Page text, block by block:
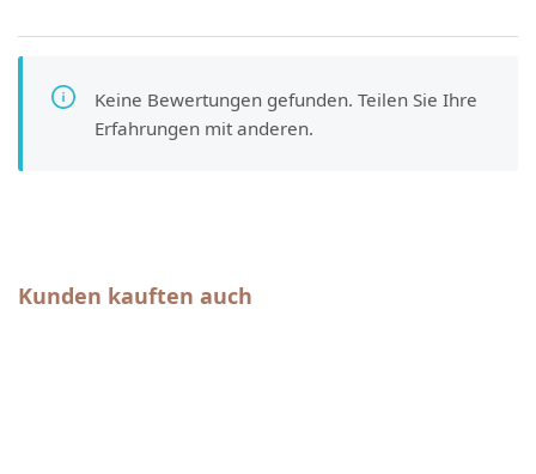
Keine Bewertungen gefunden. Teilen Sie Ihre
Erfahrungen mit anderen.
Produktgalerie überspringen
Kunden kauften auch